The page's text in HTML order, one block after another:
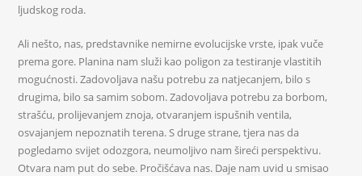
ljudskog roda.
Ali nešto, nas, predstavnike nemirne evolucijske vrste, ipak vuče
prema gore. Planina nam služi kao poligon za testiranje vlastitih
mogućnosti. Zadovoljava našu potrebu za natjecanjem, bilo s
drugima, bilo sa samim sobom. Zadovoljava potrebu za borbom,
strašću, prolijevanjem znoja, otvaranjem ispušnih ventila,
osvajanjem nepoznatih terena. S druge strane, tjera nas da
pogledamo svijet odozgora, neumoljivo nam šireći perspektivu.
Otvara nam put do sebe. Pročišćava nas. Daje nam uvid u smisao